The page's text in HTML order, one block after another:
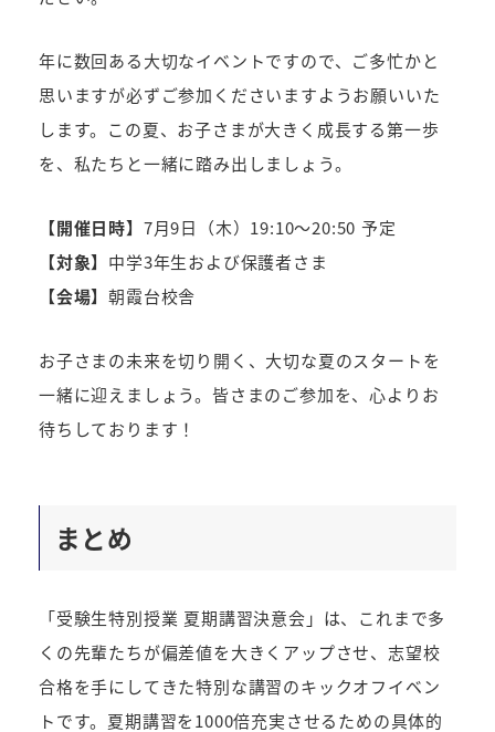
年に数回ある大切なイベントですので、ご多忙かと
思いますが必ずご参加くださいますようお願いいた
します。この夏、お子さまが大きく成長する第一歩
を、私たちと一緒に踏み出しましょう。
【開催日時】 7月9日（木）19:10～20:50 予定
【対象】 中学3年生および保護者さま
【会場】朝霞台校舎
お子さまの未来を切り開く、大切な夏のスタートを
一緒に迎えましょう。皆さまのご参加を、心よりお
待ちしております！
まとめ
「受験生特別授業 夏期講習決意会」は、これまで多
くの先輩たちが偏差値を大きくアップさせ、志望校
合格を手にしてきた特別な講習のキックオフイベン
トです。夏期講習を1000倍充実させるための具体的